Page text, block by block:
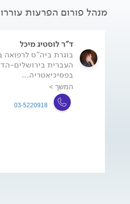
מנהל פורום הפרעות
ד"ר לוסטיג מיכל
בוגרת ביה"ס לרפואה
העברית בירושלים-
בפסיכיאטריה...
המשך >
03-5220918